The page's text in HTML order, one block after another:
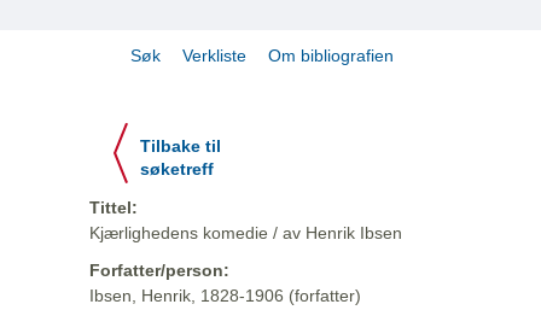
Søk Verkliste Om bibliografien
Tilbake til
søketreff
Tittel:
Kjærlighedens komedie / av Henrik Ibsen
Forfatter/person:
Ibsen, Henrik, 1828-1906 (forfatter)